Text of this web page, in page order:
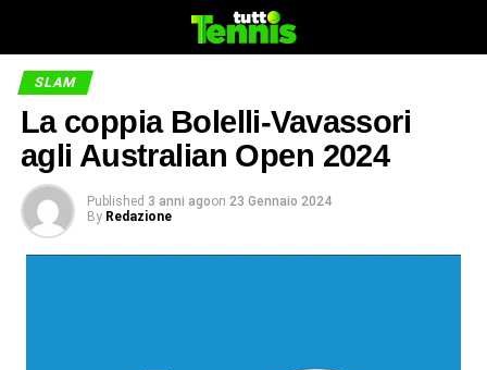
SLAM
La coppia Bolelli-Vavassori
agli Australian Open 2024
Published 3 anni agoon 23 Gennaio 2024
By Redazione